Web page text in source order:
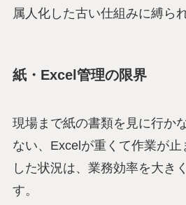
属人化した古い仕組みに縛ら
紙・Excel管理の限界
現場まで紙の書類を見に行か
ない、Excelが重くて作業が止
した状況は、業務効率を大き
す。